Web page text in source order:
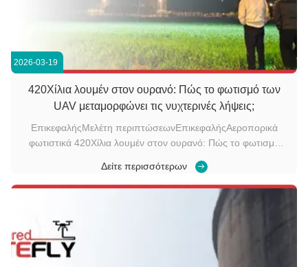
2026-03-19
420Χίλια λουμέν στον ουρανό: Πώς το φωτισμό των
UAV μεταμορφώνει τις νυχτερινές λήψεις;
ΕπικεφαλήςΜελέτη περιπτώσεωνΕπικεφαλήςΑεροπορικά
φωτιστικά 420Χίλια λουμέν στον ουρανό: Πώς το φωτισμό
εναέριου φωτισμού που συνδέεται με το Kitefly περνά πλήρη
αποδοχή στην Hengdian Film & TV Base Συστήματα εναέριου
φωτισμού M40, σχεδιασμένα γι...
Δείτε περισσότερων